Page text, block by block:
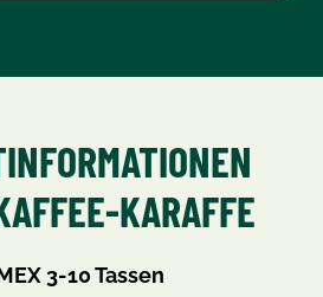
KARAFFE
3-10 Tassen